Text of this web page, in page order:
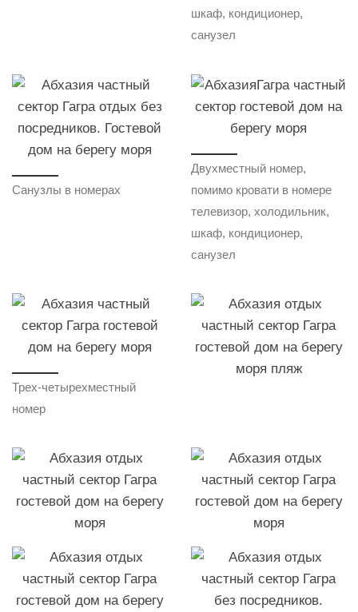
шкаф, кондиционер,
санузел
Санузлы в номерах
Двухместный номер,
помимо кровати в номере
телевизор, холодильник,
шкаф, кондиционер,
санузел
Трех-четырехместный
номер